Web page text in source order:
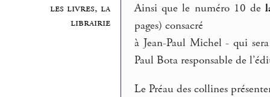
les livres, la
librairie
Ainsi que le numéro 10 de
pages) consacré
à Jean-Paul Michel - qui
Paul Bota responsable de
Le Préau des collines